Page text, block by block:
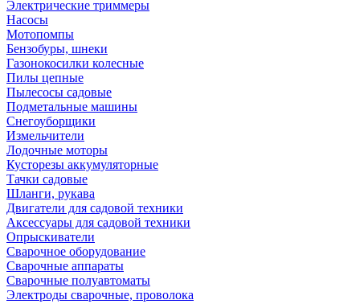
Электрические триммеры
Насосы
Мотопомпы
Бензобуры, шнеки
Газонокосилки колесные
Пилы цепные
Пылесосы садовые
Подметальные машины
Снегоуборщики
Измельчители
Лодочные моторы
Кусторезы аккумуляторные
Тачки садовые
Шланги, рукава
Двигатели для садовой техники
Аксессуары для садовой техники
Опрыскиватели
Сварочное оборудование
Сварочные аппараты
Сварочные полуавтоматы
Электроды сварочные, проволока